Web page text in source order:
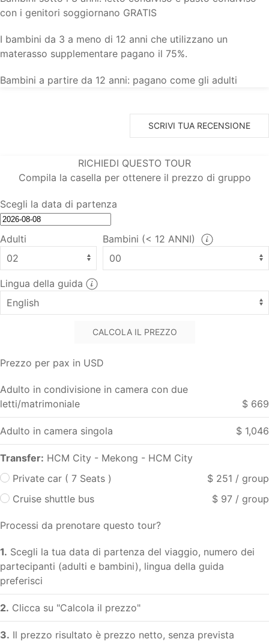
con i genitori soggiornano GRATIS
I bambini da 3 a meno di 12 anni che utilizzano un
materasso supplementare pagano il 75%.
Bambini a partire da 12 anni: pagano come gli adulti
SCRIVI TUA RECENSIONE
RICHIEDI QUESTO TOUR
Compila la casella per ottenere il prezzo di gruppo
Scegli la data di partenza
Adulti Bambini (< 12 ANNI)
Lingua della guida
CALCOLA IL PREZZO
Prezzo per pax in USD
Adulto in condivisione in camera con due
letti/matrimoniale
$ 669
Adulto in camera singola $ 1,046
Transfer: HCM City - Mekong - HCM City
Private car ( 7 Seats )
$ 251 / group
Cruise shuttle bus
$ 97 / group
Processi da prenotare questo tour?
1. Scegli la tua data di partenza del viaggio, numero dei
partecipanti (adulti e bambini), lingua della guida
preferisci
2. Clicca su "Calcola il prezzo"
3. Il prezzo risultato è prezzo netto, senza prevista